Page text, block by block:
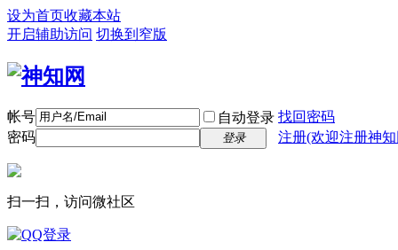
设为首页收藏本站
开启辅助访问 切换到窄版
帐号 自动登录 找回密码
密码
登录 注册(欢迎注册神
扫一扫，访问微社区